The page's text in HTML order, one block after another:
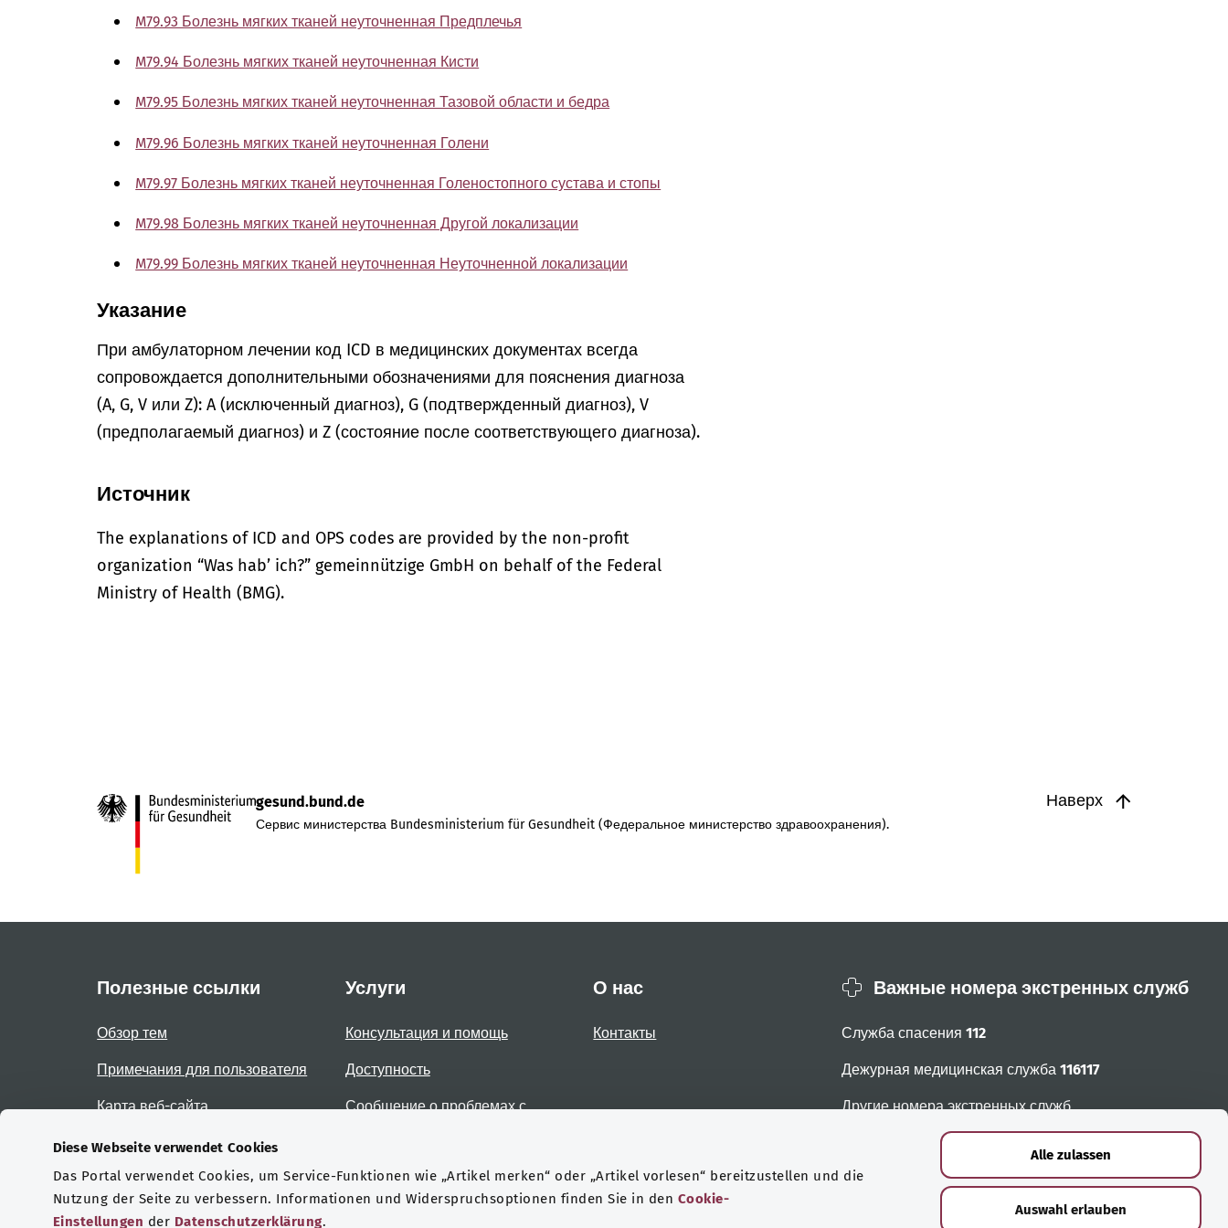
Diese Webseite verwendet Cookies
Das Portal verwendet Cookies, um Service-Funktionen wie „Artikel merken“ oder „Artikel vorlesen“ bereitzustellen und die
Nutzung der Seite zu verbessern. Informationen und Widerspruchsoptionen finden Sie in den Cookie-
Einstellungen der Datenschutzerklärung.
Alle zulassen
Auswahl erlauben
M79.93 Болезнь мягких тканей неуточненная Предплечья
M79.94 Болезнь мягких тканей неуточненная Кисти
M79.95 Болезнь мягких тканей неуточненная Тазовой области и бедра
M79.96 Болезнь мягких тканей неуточненная Голени
M79.97 Болезнь мягких тканей неуточненная Голеностопного сустава и стопы
M79.98 Болезнь мягких тканей неуточненная Другой локализации
M79.99 Болезнь мягких тканей неуточненная Неуточненной локализации
Указание
При амбулаторном лечении код ICD в медицинских документах всегда
сопровождается дополнительными обозначениями для пояснения диагноза
(A, G, V или Z): A (исключенный диагноз), G (подтвержденный диагноз), V
(предполагаемый диагноз) и Z (состояние после соответствующего диагноза).
Источник
The explanations of ICD and OPS codes are provided by the non-profit
organization “Was hab’ ich?” gemeinnützige GmbH on behalf of the Federal
Ministry of Health (BMG).
Наверх
gesund.bund.de
Сервис министерства Bundesministerium für Gesundheit (Федеральное министерство здравоохранения).
Полезные ссылки
Обзор тем
Примечания для пользователя
Карта веб-сайта
Услуги
Консультация и помощь
Доступность
Сообщение о проблемах с
О нас
Контакты
Важные номера экстренных служб
Служба спасения 112
Дежурная медицинская служба 116117
Другие номера экстренных служб
Сертификаты